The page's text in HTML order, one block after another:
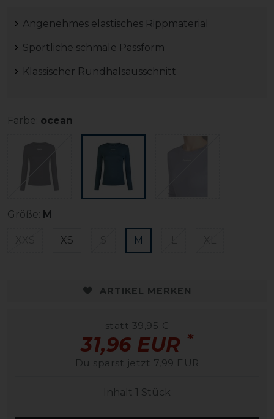
Angenehmes elastisches Rippmaterial
Sportliche schmale Passform
Klassischer Rundhalsausschnitt
Farbe: ocean
Größe: M
XS M
ARTIKEL MERKEN
statt 39,95 €
31,96 EUR *
Du sparst jetzt 7,99 EUR
Inhalt 1 Stück